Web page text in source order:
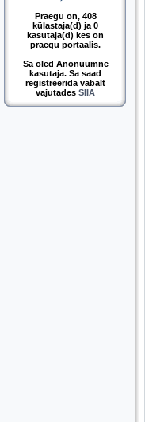
Praegu on, 408
külastaja(d) ja 0
kasutaja(d) kes on
praegu portaalis.
Sa oled Anonüümne
kasutaja. Sa saad
registreerida vabalt
vajutades SIIA